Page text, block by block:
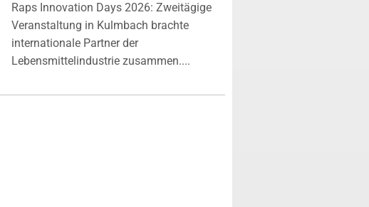
Raps Innovation Days 2026: Zweitägige
Veranstaltung in Kulmbach brachte
internationale Partner der
Lebensmittelindustrie zusammen....